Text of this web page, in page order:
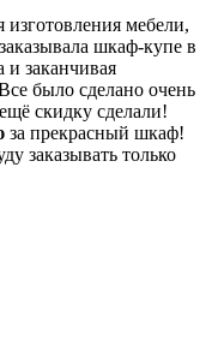
мебели,
шкаф-купе в
и заканчивая
было сделано очень
скидку сделали!
за прекрасный шкаф!
заказывать только